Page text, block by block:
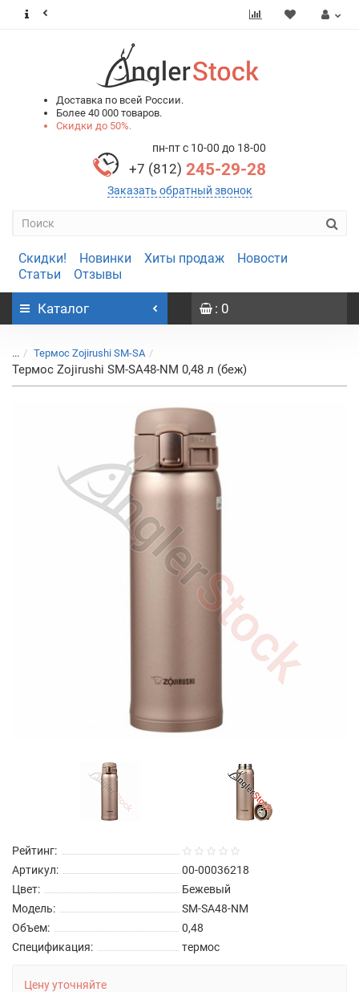
Доставка по всей России.
Более 40 000 товаров.
Скидки до 50%.
пн-пт с 10-00 до 18-00
+7 (812) 245-29-28
Заказать обратный звонок
Скидки! Новинки Хиты продаж
Новости
Статьи
Отзывы
Каталог : 0
... Термос Zojirushi SM-SA
Термос Zojirushi SM-SA48-NM 0,48 л (беж)
Рейтинг:
Артикул:
00-00036218
Цвет:
Бежевый
Модель:
SM-SA48-NM
Объем:
0,48
Спецификация:
термос
Цену уточняйте